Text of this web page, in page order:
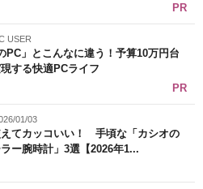
PR
USER
PC」とこんなに違う！予算10万円台
する快適PCライフ
PR
01/03
てカッコいい！ 手頃な「カシオの
ー腕時計」3選【2026年1...